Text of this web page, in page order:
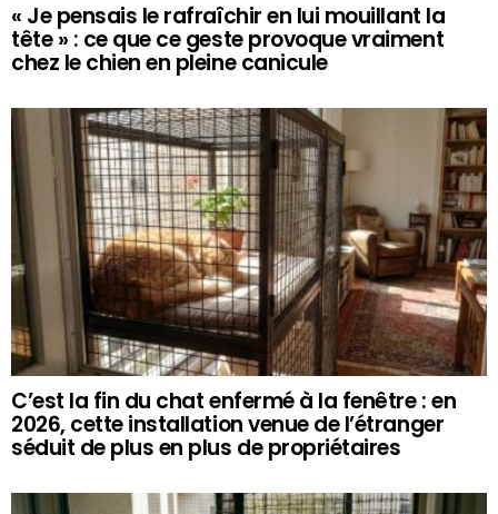
« Je pensais le rafraîchir en lui mouillant la
tête » : ce que ce geste provoque vraiment
chez le chien en pleine canicule
C’est la fin du chat enfermé à la fenêtre : en
2026, cette installation venue de l’étranger
séduit de plus en plus de propriétaires